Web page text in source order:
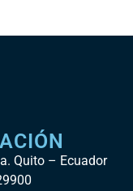
Quito – Ecuador